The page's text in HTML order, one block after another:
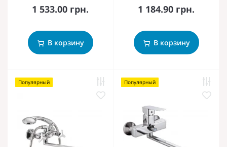
1 533.00 грн.
В корзину
1 184.90 грн.
В корзину
Популярный Популярный